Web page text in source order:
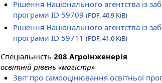
Рішення Національного агентства із
програми ID 59709 (PDF, 40.9 KiB)
Рішення Національного агентства із
програми ID 59711 (PDF, 41.0 KiB)
Спеціальність 208 Агроінженерія
освітній рівень «магістр»
Звіт про самооцінювання освітньої